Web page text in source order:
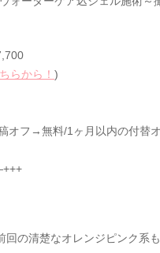
らから！ )
オフ→無料/1ヶ月以内の付替
回の清楚なオレンジピンク系